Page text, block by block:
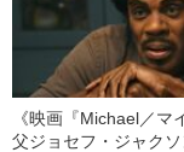
《映画『Michael／マ
父ジョセフ・ジャク